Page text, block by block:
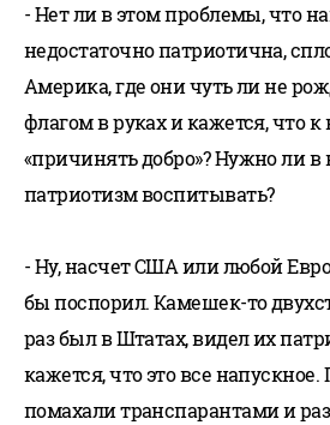
- Нет ли в этом проблемы, что
недостаточно патриотична,
Америка, где они чуть ли не
флагом в руках и кажется, что
«причинять добро»? Нужно ли
патриотизм воспитывать?
- Ну, насчет США или любой
бы поспорил. Камешек-то
раз был в Штатах, видел их
кажется, что это все напускное.
помахали транспарантами и